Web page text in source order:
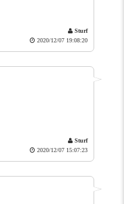
Sturf
2020/12/07 19:08:20
Sturf
2020/12/07 15:07:23